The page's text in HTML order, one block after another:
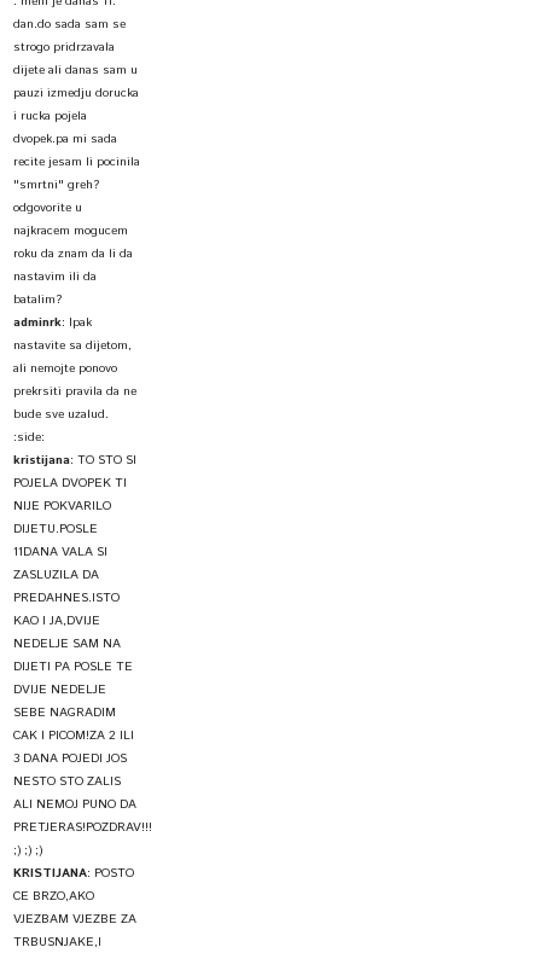
dan.do sada sam se
strogo pridrzavala
dijete ali danas sam u
pauzi izmedju dorucka
i rucka pojela
dvopek.pa mi sada
recite jesam li pocinila
"smrtni" greh?
odgovorite u
najkracem mogucem
roku da znam da li da
nastavim ili da
batalim?
adminrk: Ipak
nastavite sa dijetom,
ali nemojte ponovo
prekrsiti pravila da ne
bude sve uzalud.
:side:
kristijana:TO STO SI
POJELA DVOPEK TI
NIJE POKVARILO
DIJETU.POSLE
11DANA VALA SI
ZASLUZILA DA
PREDAHNES.ISTO
KAO I JA,DVIJE
NEDELJE SAM NA
DIJETI PA POSLE TE
DVIJE NEDELJE
SEBE NAGRADIM
CAK I PICOM!ZA 2 ILI
3 DANA POJEDI JOS
NESTO STO ZALIS
ALI NEMOJ PUNO DA
PRETJERAS!POZDRAV!!!
;) ;) ;)
KRISTIJANA: POSTO
CE BRZO,AKO
VJEZBAM VJEZBE ZA
TRBUSNJAKE,I